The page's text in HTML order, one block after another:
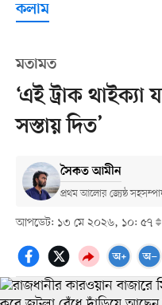
কলাম
মতামত
‘এই ট্রাক
সস্তায় দিত’
সৈকত আমীন
প্রথম আলোর জ্যেষ্ঠ
আপডেট: ১৩ মে ২০২৬, ১০: ৫৭